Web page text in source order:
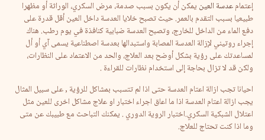
إعتمامعدسة العين يمكن أن يكون بسبب صدمة، مرض السكري، الوراثة أو مظهرا
طبيعيا بسبب التقدم بالعمر. حيث تصبح خلايا العدسة داخل العين أقل قدرة على
دفع الماء من الداخل للخارج، وتصبح العدسة ضبابية كنافذة في يوم رطب. هناك
إجراء روتيني لإزالة العدسة المصابة واستبدالها بعدسة اصطناعية يسمى آي أو أل
لمساعدتك على رؤية بشكل أوضح بعد العلاج، والحد من الاعتماد على النظارات،
ولكن قد لا تزال بحاجة إلى استخدام نظارات للقراءة .
احيانا تجب ازالة اعتام العدسة حتى اذا لم تتسبب بمشاكل للرؤية , على سبيل المثال
يجب ازالة اعتام العدسة اذا ما اعاق اجراء اختبار او علاج مشاكل اخرى للعين مثل
اعتلال الشبكية السكري.اختبار الروية الدوري . يمكنك التباحث مع طبيبك عن متى
وما اذا كنت تحتاج للعلاج.